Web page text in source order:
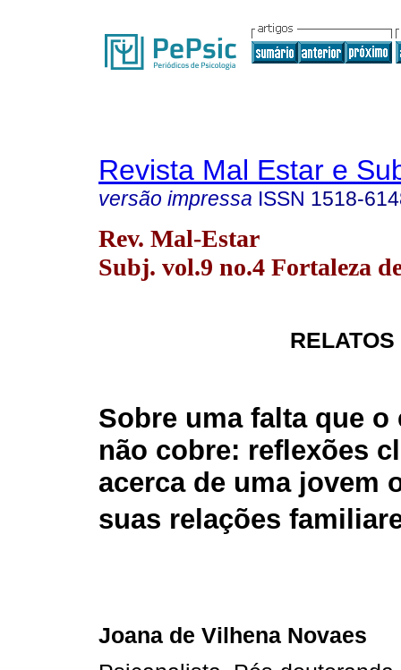
Revista Mal Estar e
versão impressa ISSN 1518-
Rev. Mal-Estar
Subj. vol.9 no.4 Fortaleza
Sobre uma falta que o
não cobre: reflexões
acerca de uma jovem
suas relações
Joana de Vilhena Novaes